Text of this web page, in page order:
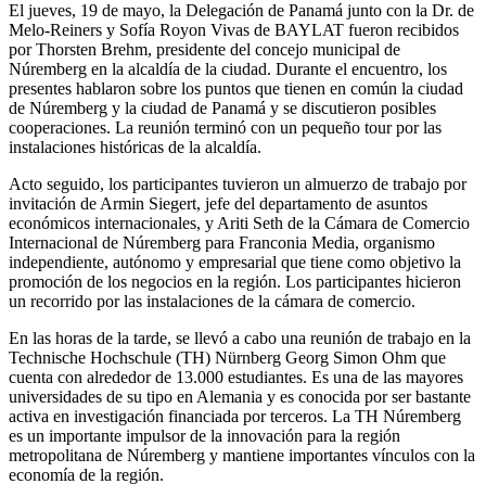
El jueves, 19 de mayo, la Delegación de Panamá junto con la Dr. de
Melo-Reiners y Sofía Royon Vivas de BAYLAT fueron recibidos
por Thorsten Brehm, presidente del concejo municipal de
Núremberg en la alcaldía de la ciudad. Durante el encuentro, los
presentes hablaron sobre los puntos que tienen en común la ciudad
de Núremberg y la ciudad de Panamá y se discutieron posibles
cooperaciones. La reunión terminó con un pequeño tour por las
instalaciones históricas de la alcaldía.
Acto seguido, los participantes tuvieron un almuerzo de trabajo por
invitación de Armin Siegert, jefe del departamento de asuntos
económicos internacionales, y Ariti Seth de la Cámara de Comercio
Internacional de Núremberg para Franconia Media, organismo
independiente, autónomo y empresarial que tiene como objetivo la
promoción de los negocios en la región. Los participantes hicieron
un recorrido por las instalaciones de la cámara de comercio.
En las horas de la tarde, se llevó a cabo una reunión de trabajo en la
Technische Hochschule (TH) Nürnberg Georg Simon Ohm que
cuenta con alrededor de 13.000 estudiantes. Es una de las mayores
universidades de su tipo en Alemania y es conocida por ser bastante
activa en investigación financiada por terceros. La TH Núremberg
es un importante impulsor de la innovación para la región
metropolitana de Núremberg y mantiene importantes vínculos con la
economía de la región.